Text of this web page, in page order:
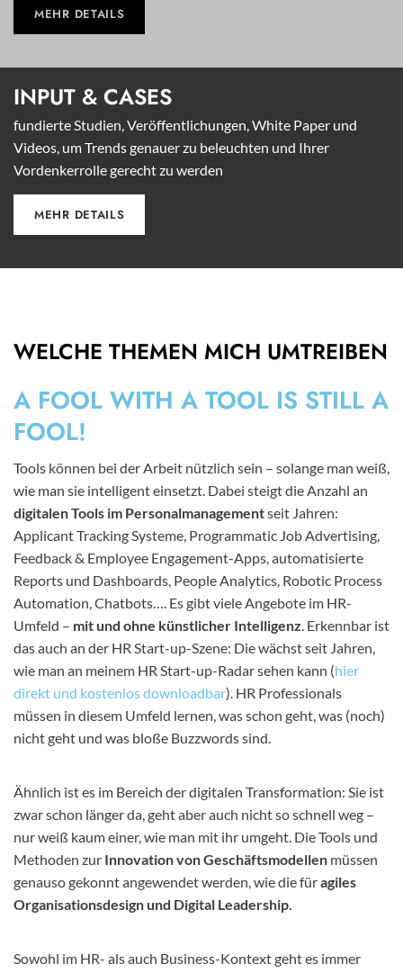
MEHR DETAILS
INPUT & CASES
fundierte Studien, Veröffentlichungen, White Paper und
Videos, um Trends genauer zu beleuchten und Ihrer
Vordenkerrolle gerecht zu werden
MEHR DETAILS
WELCHE THEMEN MICH UMTREIBEN
A FOOL WITH A TOOL IS STILL A
FOOL!
Tools können bei der Arbeit nützlich sein – solange man weiß,
wie man sie intelligent einsetzt. Dabei steigt die Anzahl an
digitalen Tools im Personalmanagementseit Jahren:
Applicant Tracking Systeme, Programmatic Job Advertising,
Feedback & Employee Engagement-Apps, automatisierte
Reports und Dashboards, People Analytics, Robotic Process
Automation, Chatbots…. Es gibt viele Angebote im HR-
Umfeld – mit und ohne künstlicher Intelligenz. Erkennbar ist
das auch an der HR Start-up-Szene: Die wächst seit Jahren,
wie man an meinem HR Start-up-Radar sehen kann (hier
direkt und kostenlos downloadbar). HR Professionals
müssen in diesem Umfeld lernen, was schon geht, was (noch)
nicht geht und was bloße Buzzwords sind.
Ähnlich ist es im Bereich der digitalen Transformation: Sie ist
zwar schon länger da, geht aber auch nicht so schnell weg –
nur weiß kaum einer, wie man mit ihr umgeht. Die Tools und
Methoden zur Innovation von Geschäftsmodellen müssen
genauso gekonnt angewendet werden, wie die füragiles
Organisationsdesign und Digital Leadership.
Sowohl im HR- als auch Business-Kontext geht es immer